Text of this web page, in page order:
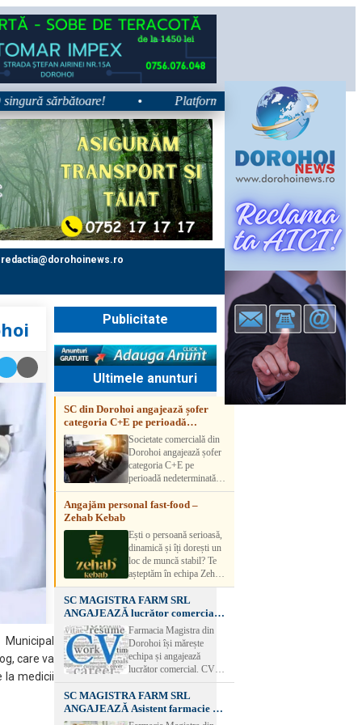
sărbătoare! • Platforma e-Sănătatea Mea devine
redactia@dorohoinews.ro
care va
la medicii
Publicitate
Ultimele anunturi
SC din Dorohoi angajează șofer
categoria C+E pe perioadă
nedeterminatăSocietate comercială din
Dorohoi angajează șofer
categoria C+E pe
perioadă nedeterminată.
Candidatul trebuie să
aibă experiență și atestat
detalii, vă rog să sunați la
numărul de telefon.
Angajăm personal fast-food –
Zehab Kebab
Ești o persoană serioasă,
dinamică și îți dorești un
loc de muncă stabil? Te
așteptăm în echipa Zehab
Kebab! Posturi
disponibile: -
SHAORMAR AJUTOR
BUCATAR 2/posturi -
LUCRATOR
COMERCIAL
VANZATOR /2 posturi
muncă Program flexibil
Salariu motivant, în
funcție de experienț
SC MAGISTRA FARM SRL
ANGAJEAZĂ lucrător comercial –
DOROHOI
Farmacia Magistra din
Dorohoi își mărește
echipa și angajează
lucrător comercial. CV-
urile se pot depune: * la
sediul Farmaciei
Magistra – Bulevardul
Victoriei nr. 23, Dorohoi
SC MAGISTRA FARM SRL
ANGAJEAZĂ Asistent farmacie –
DOROHOI